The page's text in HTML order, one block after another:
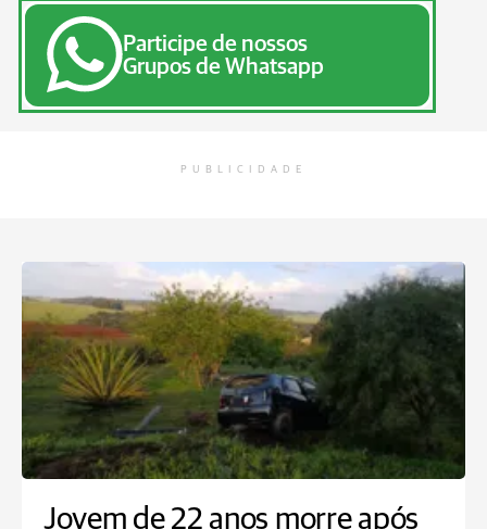
Participe de nossos
Grupos de Whatsapp
PUBLICIDADE
Jovem de 22 anos morre após